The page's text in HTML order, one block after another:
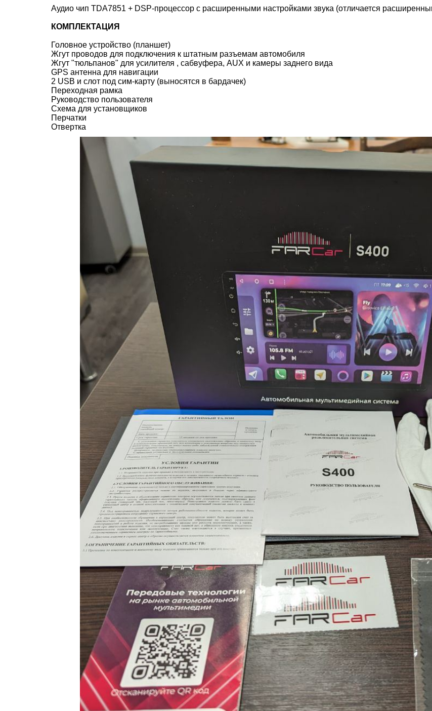
Аудио чип TDA7851 + DSP-процессор с расширенными настройками звука (отличается
КОМПЛЕКТАЦИЯ
Головное устройство (планшет)
Жгут проводов для подключения к штатным разъемам автомобиля
Жгут "тюльпанов" для усилителя , сабвуфера, AUX и камеры заднего вида
GPS антенна для навигации
2 USB и слот под сим-карту (выносятся в бардачек)
Переходная рамка
Руководство пользователя
Схема для установщиков
Перчатки
Отвертка